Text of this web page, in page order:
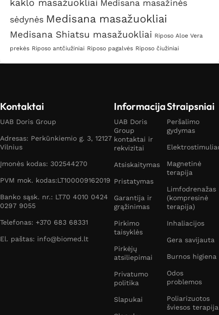
būtinas. Tik tokiu atveju pavyks ne tik išlaikyti gražias
kūno linijas, tačiau tuo pačiu ir sveiką organizmą.
kraujotaką. Tai padeda sumažinti skausmus ir tuo
pačiu patinimus, kurie dažniausiai atsiranda ilgą laiką
dažniausiai kankina ties blauzdų vietomis). Šlaunų
masažuokliai dažniausiai padeda atsikratyti celiulito,
kuris kankina net ir lieknas moteris. Masažuokliui
celiulitui mažinti aktyvina riebalinį sluoksnį, kuris
kaupiasi po oda ant šlaunų. Kuo sluoksnis labiau
aktyvinamas – tuo oda atrodys lygesnė ir masažuoklis
nuo celiulito padės pasiekti ilgalaikį rezultatą.
Anticeliulitiniai masažuokliai – efektyviausias būdas
kovoje su odos nelygumais.
yra labai jautrios, tad dažniausiai pėdoms skirti
masažuokliai padeda pasiekti maksimaliai didelį
Veidui skirti masažuokliai padeda išlaikyti odą kuo
ilgiau elastinga ir jaunatviška. Žinoma, tam reikalingos
kaklo masažuokliai Medisana masažinės
sėdynės Medisana masažuokliai
Medisana Shiatsu masažuokliai Riposo Aloe Vera
prekės Riposo antčiužiniai Riposo pagalvės Riposo čiužiniai
Kontaktai
UAB Doris Group
Adresas: Perkūnkiemio g. 3, 12127
Vilnius
Įmonės kodas: 302544270
PVM mok. kodas:LT100009162019
Banko sąsk. nr.: LT70 4010 0424
0297 9055
Telefonas: +370 683 68331
El. paštas: info@biomed.lt
Informacija
UAB Doris
Group
kontaktai ir
rekvizitai
Atsiskaitymas
Pristatymas
Garantija ir
grąžinimas
Pirkimo
taisyklės
Pirkėjų
atsiliepimai
Privatumo
politika
Slapukai
Straipsniai
Peršalimo
gydymas
Magnetinė
terapija
Limfodrenažas
(kompresinė
terapija)
Inhaliacijos
Gera savijauta
Burnos higiena
Odos
problemos
Poliarizuotos
šviesos terapija